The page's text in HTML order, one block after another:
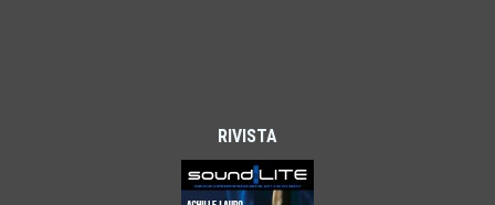
RIVISTA